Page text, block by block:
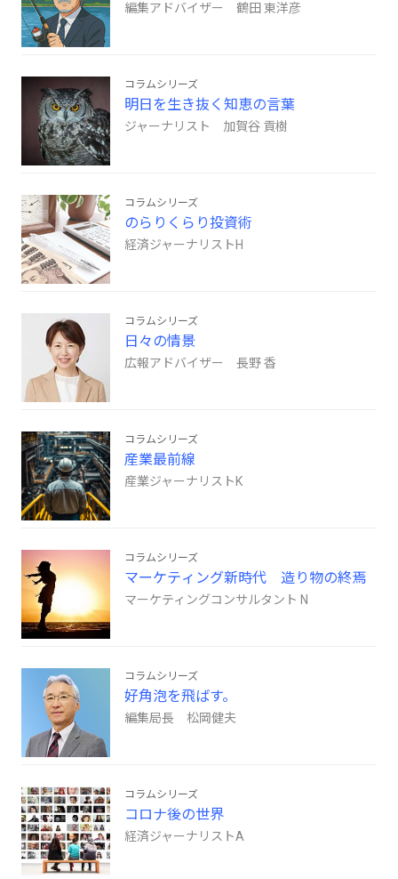
編集アドバイザー 鶴田 東洋彦
コラムシリーズ
明日を生き抜く知恵の言葉
ジャーナリスト 加賀谷 貢樹
コラムシリーズ
のらりくらり投資術
経済ジャーナリストH
コラムシリーズ
日々の情景
広報アドバイザー 長野 香
コラムシリーズ
産業最前線
産業ジャーナリストK
コラムシリーズ
マーケティング新時代 造り物の終焉
マーケティングコンサルタント N
コラムシリーズ
好角泡を飛ばす。
編集局長 松岡健夫
コラムシリーズ
コロナ後の世界
経済ジャーナリストA